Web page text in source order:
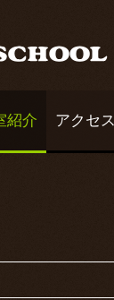
紹介 アクセス